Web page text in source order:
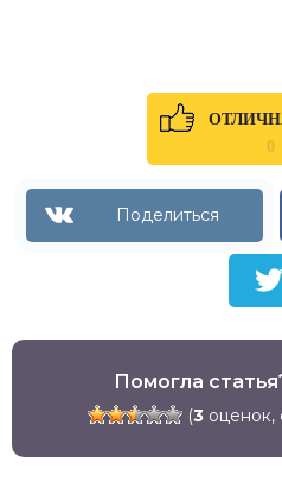
0
Помогла
(3 оценок,